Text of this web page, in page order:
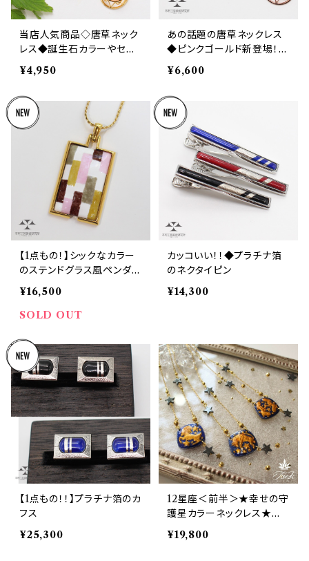
当店人気商品◇唐草ネック
レス◆誕生石カラーやセー
ラームーン風と話題！
¥4,950
あの話題の唐草ネックレス
◆ピンクゴールド新登場！オ
シャレなカラーを揃えまし
た！
¥6,600
【1点もの！】シックなカラー
のステンドグラス風ペンダン
ト
¥16,500
SOLD OUT
カッコいい！！◆プラチナ箔
のネクタイピン
¥14,300
【1点もの！！】プラチナ箔のカ
フス
¥25,300
12星座＜前半＞★幸せの守
護星カラーネックレス★Wo
nder Box Zodiac
¥19,800